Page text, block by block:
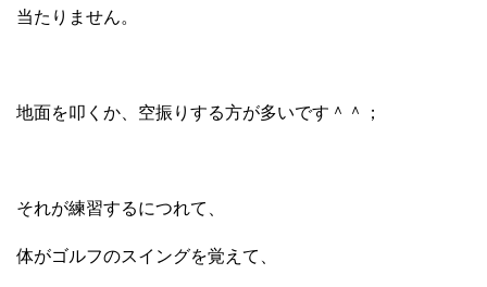
当たりません。
地面を叩くか、空振りする方が多いです＾＾；
それが練習するにつれて、
体がゴルフのスイングを覚えて、